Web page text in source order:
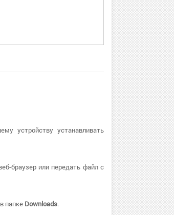
устройству устанавливать
браузер или передать файл с
папке Downloads.